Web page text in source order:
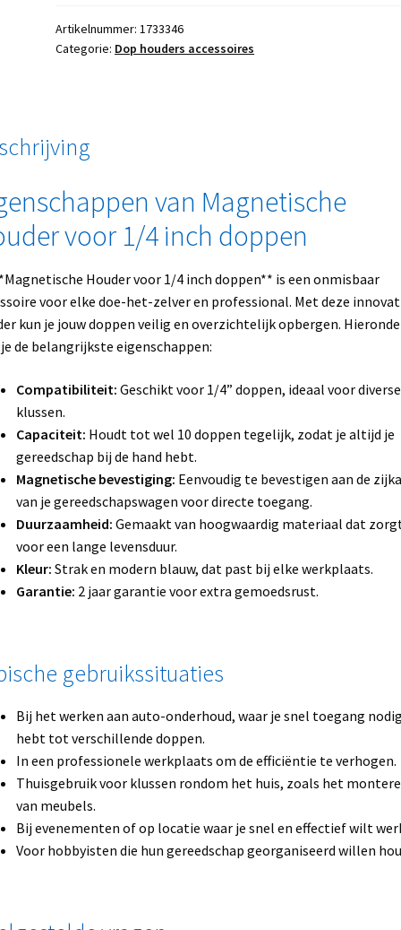
Artikelnummer:1733346
Categorie: Dop houders accessoires
van Magnetische
voor 1/4 inch doppen
Houder voor 1/4 inch doppen** is een onmisbaar
voor elke doe-het-zelver en professional. Met deze
kun je jouw doppen veilig en overzichtelijk opbergen.
de belangrijkste eigenschappen:
Compatibiliteit: Geschikt voor 1/4” doppen, ideaal voor diverse
klussen.
Capaciteit: Houdt tot wel 10 doppen tegelijk, zodat je altijd je
gereedschap bij de hand hebt.
Magnetische bevestiging: Eenvoudig te bevestigen aan de
van je gereedschapswagen voor directe toegang.
Duurzaamheid: Gemaakt van hoogwaardig materiaal dat
voor een lange levensduur.
Kleur: Strak en modern blauw, dat past bij elke werkplaats.
Garantie: 2 jaar garantie voor extra gemoedsrust.
gebruikssituaties
Bij het werken aan auto-onderhoud, waar je snel toegang nodig
hebt tot verschillende doppen.
In een professionele werkplaats om de efficiëntie te verhogen.
Thuisgebruik voor klussen rondom het huis, zoals het
van meubels.
Bij evenementen of op locatie waar je snel en effectief wilt
Voor hobbyisten die hun gereedschap georganiseerd willen